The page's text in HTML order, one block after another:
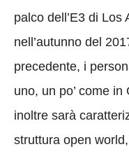
palco dell’E3 di
nell’autunno del
precedente, i
uno, un po’ come in
inoltre sarà
struttura open